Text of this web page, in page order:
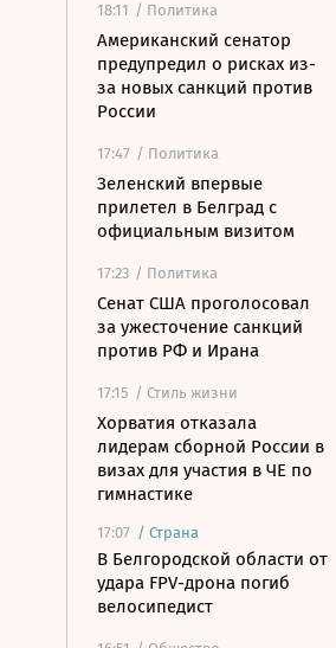
18:11 / Политика
Американский сенатор
предупредил о рисках из-
за новых санкций против
России
17:47 / Политика
Зеленский впервые
прилетел в Белград с
официальным визитом
17:23 / Политика
Сенат США проголосовал
за ужесточение санкций
против РФ и Ирана
17:15 / Стиль жизни
Хорватия отказала
лидерам сборной России в
визах для участия в ЧЕ по
гимнастике
17:07 / Страна
В Белгородской области от
удара FPV-дрона погиб
велосипедист